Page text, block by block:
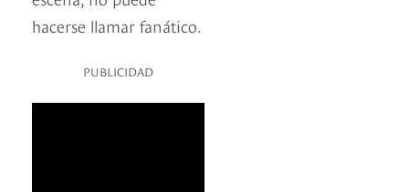
hacerse llamar fanático.
PUBLICIDAD